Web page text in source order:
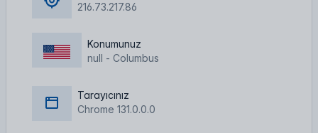
216.73.217.86
Konumunuz
null - Columbus
Tarayıcınız
Chrome 131.0.0.0